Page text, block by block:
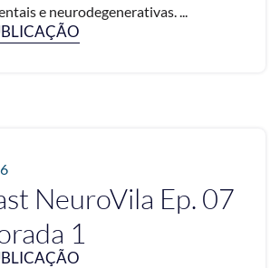
e neurodegenerativas. ...
NeuroVila Ep. 07
1